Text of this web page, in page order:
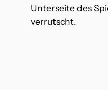
Unterseite des
verrutscht.